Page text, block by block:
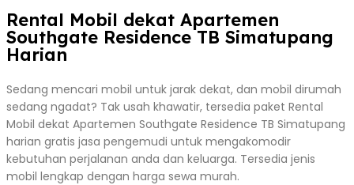
Rental Mobil dekat Apartemen
Southgate Residence TB Simatupang
Harian
Sedang mencari mobil untuk jarak dekat, dan mobil dirumah
sedang ngadat? Tak usah khawatir, tersedia paket Rental
Mobil dekat Apartemen Southgate Residence TB Simatupang
harian gratis jasa pengemudi untuk mengakomodir
kebutuhan perjalanan anda dan keluarga. Tersedia jenis
mobil lengkap dengan harga sewa murah.